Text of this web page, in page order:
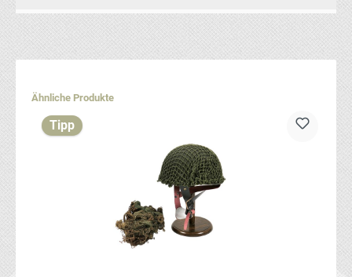
Produktgalerie überspringen
Ähnliche Produkte
Tipp